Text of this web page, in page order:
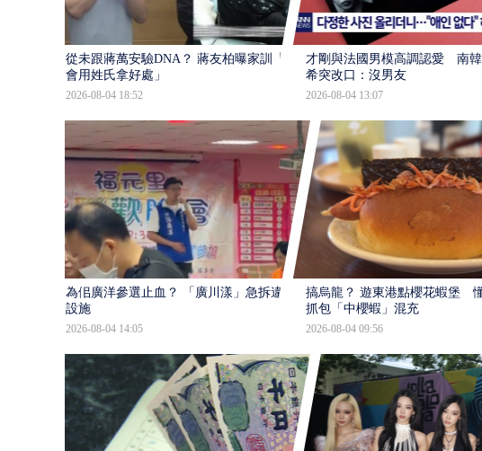
從未跟蔣萬安驗DNA？ 蔣友柏曝家訓「不
會用姓氏拿好處」
2026-08-04 18:52
才剛與法國男模高調認愛 南韓
希突改口：沒男友
2026-08-04 13:07
為佀廣洋參選止血？ 「廣川漾」急拆違規
設施
2026-08-04 14:05
搞烏龍？ 遊東港點櫻花蝦堡 懂
抓包「中櫻蝦」混充
2026-08-04 09:56